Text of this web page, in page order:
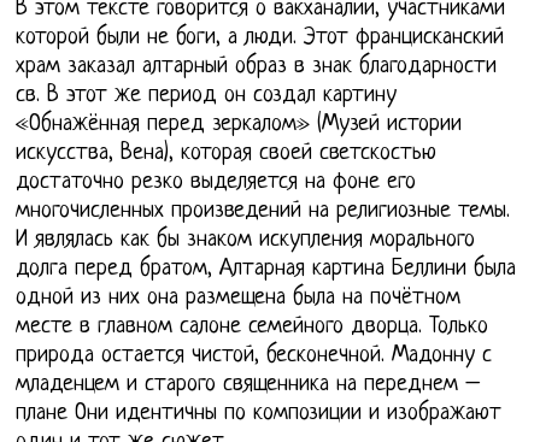
В этом тексте говорится о вакханалии, участниками
которой были не боги, а люди. Этот францисканский
храм заказал алтарный образ в знак благодарности
св. В этот же период он создал картину
«Обнажённая перед зеркалом» (Музей истории
искусства, Вена), которая своей светскостью
достаточно резко выделяется на фоне его
многочисленных произведений на религиозные темы.
И являлась как бы знаком искупления морального
долга перед братом, Алтарная картина Беллини была
одной из них она размещена была на почётном
месте в главном салоне семейного дворца. Только
природа остается чистой, бесконечной. Мадонну с
младенцем и старого священника на переднем –
плане Они идентичны по композиции и изображают